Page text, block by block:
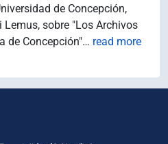
de Concepción,
sobre "Los Archivos
de Concepción"… read more